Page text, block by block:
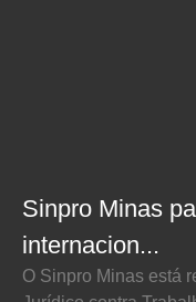
Sinpro Minas
internacion...
O Sinpro Minas está